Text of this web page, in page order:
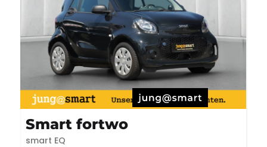
Smart fortwo
smart EQ